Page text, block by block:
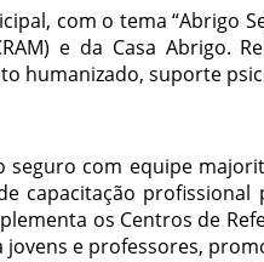
com o tema “Abrigo
e da Casa Abrigo.
humanizado, suporte
seguro com equipe
capacitação
os Centros de
e professores,